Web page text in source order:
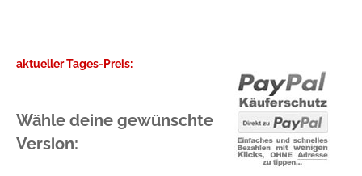
aktueller Tages-Preis:
Wähle deine gewünschte
Version: